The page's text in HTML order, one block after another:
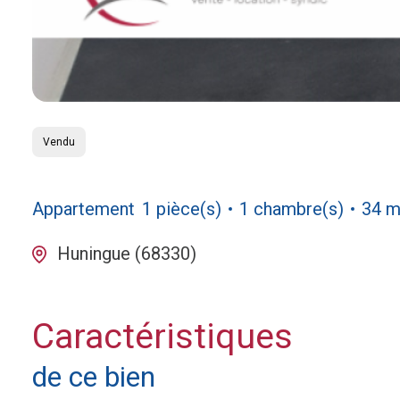
Vendu
Appartement 1 pièce(s) 1 chambre(s) 34
Huningue (68330)
Caractéristiques
de ce bien